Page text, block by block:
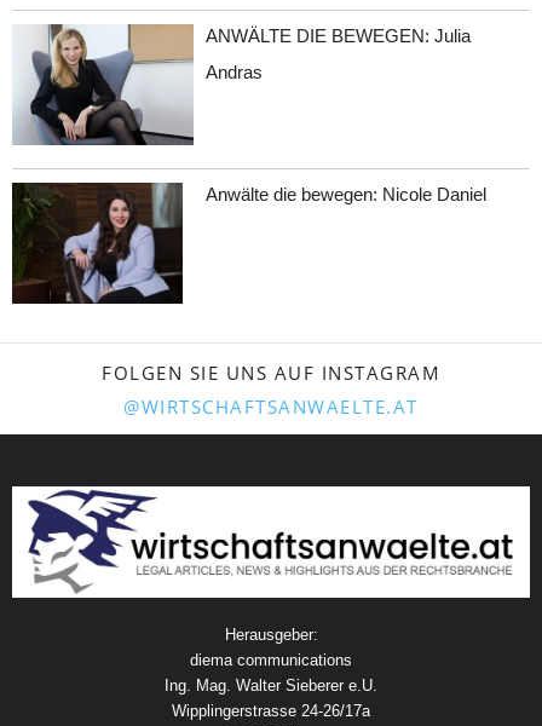
ANWÄLTE DIE BEWEGEN: Julia
Andras
Anwälte die bewegen: Nicole Daniel
FOLGEN SIE UNS AUF INSTAGRAM
@WIRTSCHAFTSANWAELTE.AT
Herausgeber:
diema communications
Ing. Mag. Walter Sieberer e.U.
Wipplingerstrasse 24-26/17a